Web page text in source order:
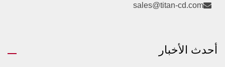
sales@titan-cd.com
أحدث الأخبار